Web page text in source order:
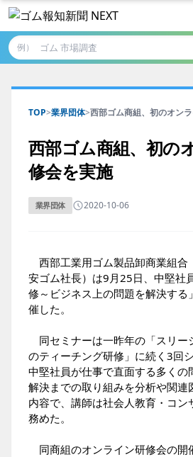
例）
TOP>業界団体>西部ゴム商組、初のオン
西部ゴム商組、初の
修会を実施
業界団体 2020-10-06
西部工業用ゴム製品卸商業組合
安ゴム社長）は9月25日、中堅社
修～ビジネス上の問題を解決する
催した。
同セミナーは一昨年の「スリー
のティーチング研修」に続く3回
中堅社員が仕事で直面する多くの
解決までの取り組みを分析や関連
内容で、講師は社会人教育・コン
務めた。
同商組のオンライン研修会の開